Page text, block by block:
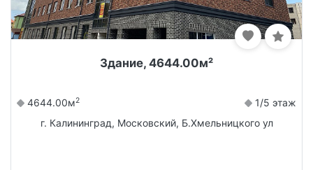
Здание, 4644.00м²
4644.00м2
1/5 этаж
г. Калининград, Московский, Б.Хмельницкого ул